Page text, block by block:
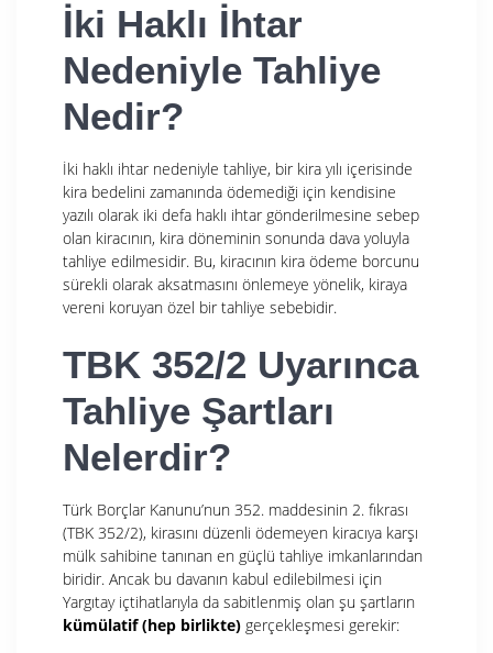
İki Haklı İhtar
Nedeniyle Tahliye
Nedir?
İki haklı ihtar nedeniyle tahliye, bir kira yılı içerisinde
kira bedelini zamanında ödemediği için kendisine
yazılı olarak iki defa haklı ihtar gönderilmesine sebep
olan kiracının, kira döneminin sonunda dava yoluyla
tahliye edilmesidir. Bu, kiracının kira ödeme borcunu
sürekli olarak aksatmasını önlemeye yönelik, kiraya
vereni koruyan özel bir tahliye sebebidir.
TBK 352/2 Uyarınca
Tahliye Şartları
Nelerdir?
Türk Borçlar Kanunu’nun 352. maddesinin 2. fıkrası
(TBK 352/2), kirasını düzenli ödemeyen kiracıya karşı
mülk sahibine tanınan en güçlü tahliye imkanlarından
biridir. Ancak bu davanın kabul edilebilmesi için
Yargıtay içtihatlarıyla da sabitlenmiş olan şu şartların
kümülatif (hep birlikte) gerçekleşmesi gerekir: